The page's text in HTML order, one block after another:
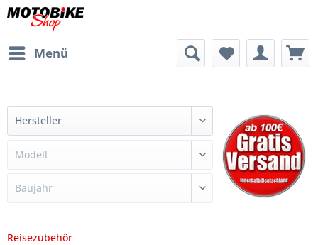
Menü
Reisezubehör